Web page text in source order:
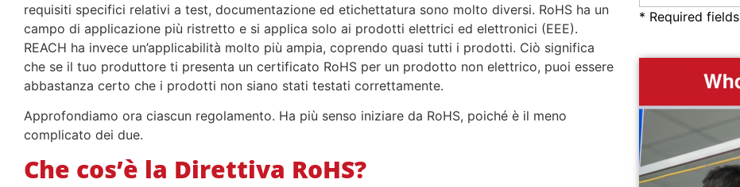
requisiti specifici relativi a test, documentazione ed etichettatura sono molto diversi. RoHS ha un
campo di applicazione più ristretto e si applica solo ai prodotti elettrici ed elettronici (EEE).
REACH ha invece un’applicabilità molto più ampia, coprendo quasi tutti i prodotti. Ciò significa
che se il tuo produttore ti presenta un certificato RoHS per un prodotto non elettrico, puoi essere
abbastanza certo che i prodotti non siano stati testati correttamente.
Approfondiamo ora ciascun regolamento. Ha più senso iniziare da RoHS, poiché è il meno
complicato dei due.
Che cos’è la Direttiva RoHS?
* Required fields